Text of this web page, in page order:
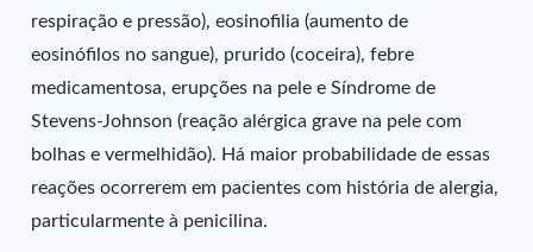
respiração e pressão), eosinofilia (aumento de
eosinófilos no sangue), prurido (coceira), febre
medicamentosa, erupções na pele e Síndrome de
Stevens-Johnson (reação alérgica grave na pele com
bolhas e vermelhidão). Há maior probabilidade de essas
reações ocorrerem em pacientes com história de alergia,
particularmente à penicilina.